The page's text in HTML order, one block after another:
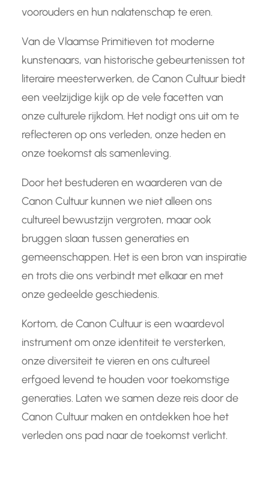
voorouders en hun nalatenschap te eren.
Van de Vlaamse Primitieven tot moderne
kunstenaars, van historische gebeurtenissen tot
literaire meesterwerken, de Canon Cultuur biedt
een veelzijdige kijk op de vele facetten van
onze culturele rijkdom. Het nodigt ons uit om te
reflecteren op ons verleden, onze heden en
onze toekomst als samenleving.
Door het bestuderen en waarderen van de
Canon Cultuur kunnen we niet alleen ons
cultureel bewustzijn vergroten, maar ook
bruggen slaan tussen generaties en
gemeenschappen. Het is een bron van inspiratie
en trots die ons verbindt met elkaar en met
onze gedeelde geschiedenis.
Kortom, de Canon Cultuur is een waardevol
instrument om onze identiteit te versterken,
onze diversiteit te vieren en ons cultureel
erfgoed levend te houden voor toekomstige
generaties. Laten we samen deze reis door de
Canon Cultuur maken en ontdekken hoe het
verleden ons pad naar de toekomst verlicht.